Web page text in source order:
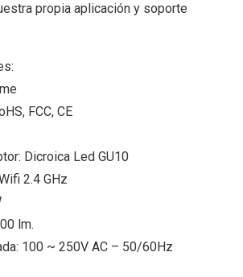
propia aplicación y soporte
FCC, CE
Dicroica Led GU10
2.4 GHz
lm.
100 ~ 250V AC – 50/60Hz